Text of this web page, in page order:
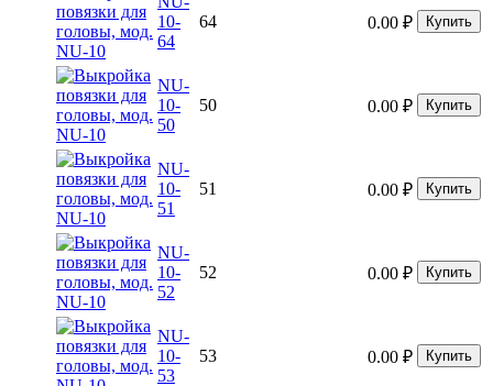
10-
64
64 0.00 ₽ Купить
NU-
10-
50
50 0.00 ₽ Купить
NU-
10-
51
51 0.00 ₽ Купить
NU-
10-
52
52 0.00 ₽ Купить
NU-
10-
53
53 0.00 ₽ Купить